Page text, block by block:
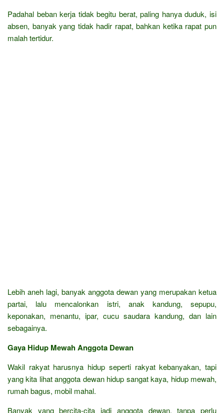
Padahal beban kerja tidak begitu berat, paling hanya duduk, isi
absen, banyak yang tidak hadir rapat, bahkan ketika rapat pun
malah tertidur.
Lebih aneh lagi, banyak anggota dewan yang merupakan ketua
partai, lalu mencalonkan istri, anak kandung, sepupu,
keponakan, menantu, ipar, cucu saudara kandung, dan lain
sebagainya.
Gaya Hidup Mewah Anggota Dewan
Wakil rakyat harusnya hidup seperti rakyat kebanyakan, tapi
yang kita lihat anggota dewan hidup sangat kaya, hidup mewah,
rumah bagus, mobil mahal.
Banyak yang bercita-cita jadi anggota dewan, tanpa perlu